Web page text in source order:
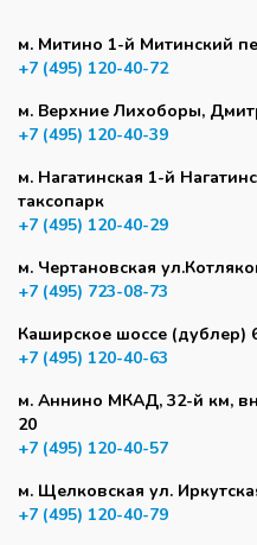
м. Митино 1-й Митинский
+7 (495) 120-40-72
м. Верхние Лихоборы,
+7 (495) 120-40-39
м. Нагатинская 1-й
таксопарк
+7 (495) 120-40-29
м. Чертановская
+7 (495) 723-08-73
Каширское шоссе (дублер)
+7 (495) 120-40-63
м. Аннино МКАД, 32-й км,
20
+7 (495) 120-40-57
м. Щелковская ул.
+7 (495) 120-40-79